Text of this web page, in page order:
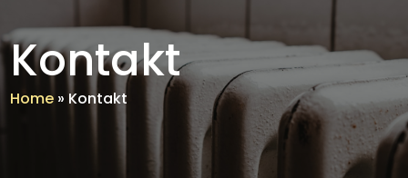
Kontakt
Home » Kontakt